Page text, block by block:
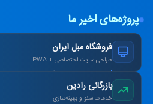
پروژه‌های اخیر ما
فروشگاه مبل ایران
طراحی سایت اختصاصی + PWA
بازرگانی رادین
خدمات سئو و بهینه‌سازی